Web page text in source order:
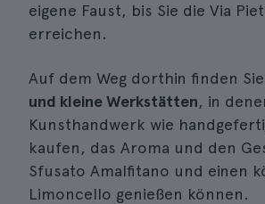
eigene Faust, bis Sie die Via
erreichen.
Auf dem Weg dorthin finden Sie
und kleine Werkstätten, in
Kunsthandwerk wie
kaufen, das Aroma und den
Sfusato Amalfitano und einen
Limoncello genießen können.